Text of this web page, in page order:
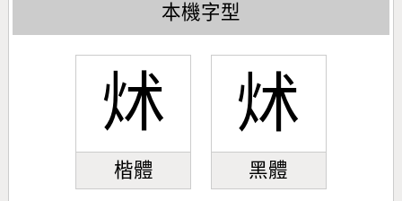
本機字型
炢
楷體
炢
黑體